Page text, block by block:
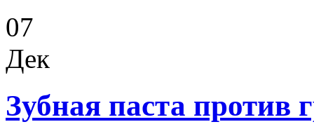
07
Дек
Зубная паста против